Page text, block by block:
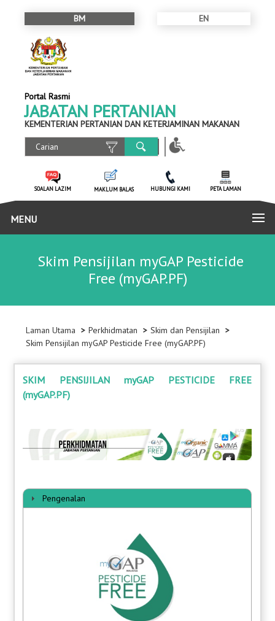
BM EN
Portal Rasmi
JABATAN PERTANIAN
KEMENTERIAN PERTANIAN DAN KETERJAMINAN MAKANAN
SOALAN LAZIM MAKLUM BALAS HUBUNGI KAMI PETA LAMAN
MENU
Skim Pensijilan myGAP Pesticide
Free (myGAP.PF)
Laman Utama Perkhidmatan
Skim dan Pensijilan
Skim Pensijilan myGAP Pesticide Free (myGAP.PF)
SKIM PENSIJILAN myGAP PESTICIDE FREE
(myGAP.PF)
Pengenalan